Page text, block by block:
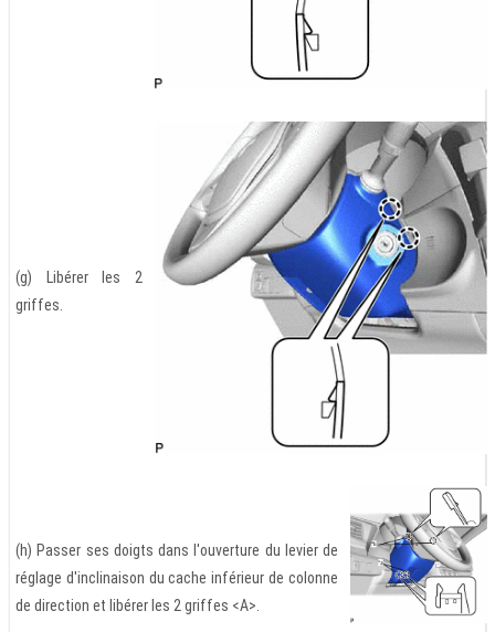
(g) Libérer les 2
griffes.
(h) Passer ses doigts dans l'ouverture du levier de
réglage d'inclinaison du cache inférieur de colonne
de direction et libérer les 2 griffes <A>.